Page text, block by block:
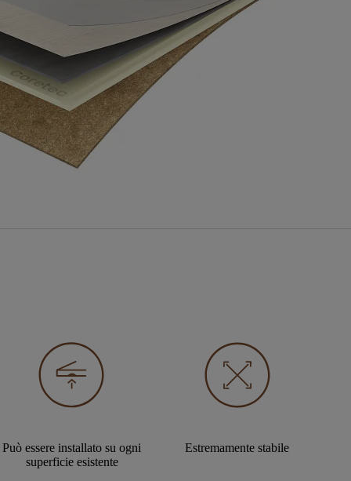
Può essere installato su ogni
superficie esistente
Estremamente stabile